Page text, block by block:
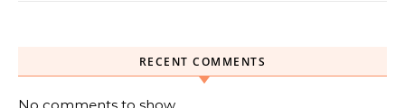
RECENT COMMENTS